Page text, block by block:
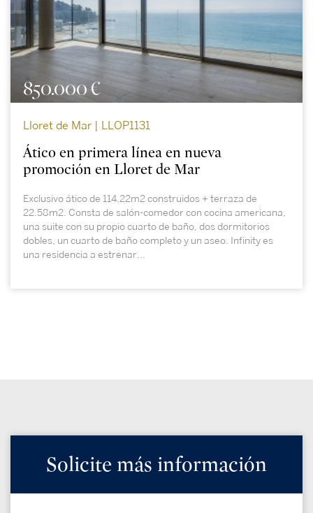
850.000 €
Lloret de Mar | LLOP1131
Ático en primera línea en nueva
promoción en Lloret de Mar
Exclusivo ático de 114.22m2 construidos + terraza de
22.58m2. Consta de salón-comedor con cocina americana,
una suite con su propio cuarto de baño, dos dormitorios
dobles, un cuarto de baño completo y un aseo. Infinity es
una residencia a estrenar...
Solicite más información